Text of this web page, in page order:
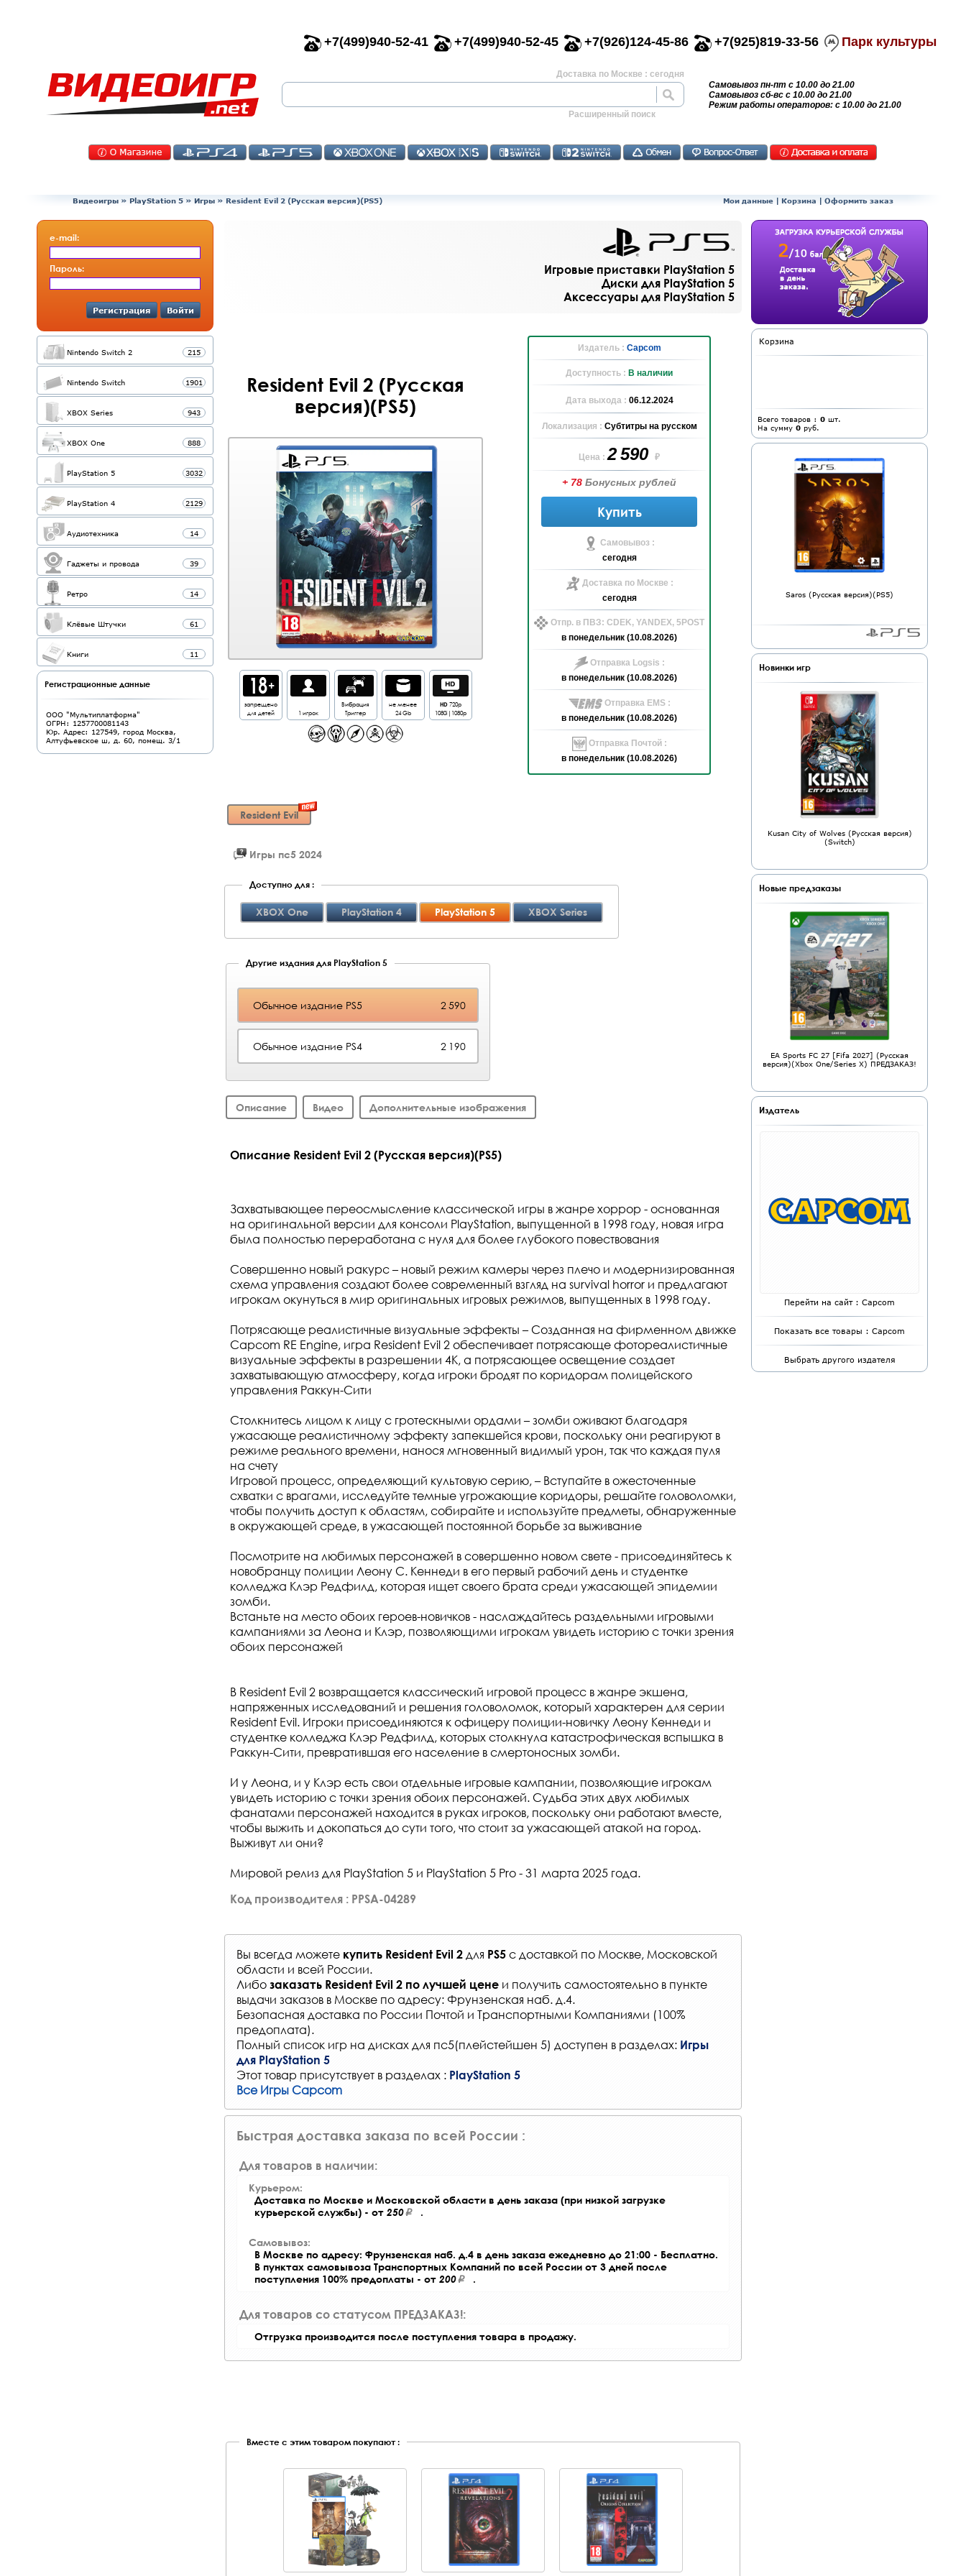
+7(499)940-52-41 +7(499)940-52-45 +7(926)124-45-86 +7(925)819-33-56 Парк культуры
Доставка по Москве : сегодня
Расширенный поиск
Самовывоз пн-пт с 10.00 до 21.00
Самовывоз сб-вс с 10.00 до 21.00
Режим работы операторов: с 10.00 до 21.00
Видеоигры » PlayStation 5 » Игры » Resident Evil 2 (Русская версия)(PS5) Мои данные | Корзина | Оформить заказ
e-mail:
Пароль:
Регистрация Войти
Nintendo Switch 2 215
Nintendo Switch 1901
XBOX Series 943
XBOX One 888
PlayStation 5 3032
PlayStation 4 2129
Аудиотехника 14
Гаджеты и провода 39
Ретро 14
Клёвые Штучки 61
Книги 11
Регистрационные данные
ООО "Мультиплатформа"
ОГРН: 1257700081143
Юр. Адрес: 127549, город Москва,
Алтуфьевское ш, д. 60, помещ. 3/1
Игровые приставки PlayStation 5
Диски для PlayStation 5
Аксессуары для PlayStation 5
Resident Evil 2 (Русская
версия)(PS5)
запрещено
для детей
1 игрок
Вибрация
Триггер
не менее
24 Gb
HD720p
1080i|1080p
Издатель : Capcom
Доступность : В наличии
Дата выхода : 06.12.2024
Локализация : Субтитры на русском
Цена :2 590 ₽
+ 78 Бонусных рублей
Купить
Самовывоз :
сегодня
Доставка по Москве :
сегодня
Отпр. в ПВЗ: CDEK, YANDEX, 5POST
в понедельник (10.08.2026)
Отправка Logsis :
в понедельник (10.08.2026)
Отправка EMS :
в понедельник (10.08.2026)
Отправка Почтой :
в понедельник (10.08.2026)
Resident Evil
Игры пс5 2024
Доступно для :
XBOX One PlayStation 4 PlayStation 5 XBOX Series
Другие издания для PlayStation 5
Обычное издание PS5 2 590
Обычное издание PS4 2 190
Описание Видео Дополнительные изображения
Описание Resident Evil 2 (Русская версия)(PS5)
Захватывающее переосмысление классической игры в жанре хоррор - основанная
на оригинальной версии для консоли PlayStation, выпущенной в 1998 году, новая игра
была полностью переработана с нуля для более глубокого повествования
Совершенно новый ракурс – новый режим камеры через плечо и модернизированная
схема управления создают более современный взгляд на survival horror и предлагают
игрокам окунуться в мир оригинальных игровых режимов, выпущенных в 1998 году.
Потрясающе реалистичные визуальные эффекты – Созданная на фирменном движке
Capcom RE Engine, игра Resident Evil 2 обеспечивает потрясающе фотореалистичные
визуальные эффекты в разрешении 4K, а потрясающее освещение создает
захватывающую атмосферу, когда игроки бродят по коридорам полицейского
управления Раккун-Сити
Столкнитесь лицом к лицу с гротескными ордами – зомби оживают благодаря
ужасающе реалистичному эффекту запекшейся крови, поскольку они реагируют в
режиме реального времени, нанося мгновенный видимый урон, так что каждая пуля
на счету
Игровой процесс, определяющий культовую серию, – Вступайте в ожесточенные
схватки с врагами, исследуйте темные угрожающие коридоры, решайте головоломки,
чтобы получить доступ к областям, собирайте и используйте предметы, обнаруженные
в окружающей среде, в ужасающей постоянной борьбе за выживание
Посмотрите на любимых персонажей в совершенно новом свете - присоединяйтесь к
новобранцу полиции Леону С. Кеннеди в его первый рабочий день и студентке
колледжа Клэр Редфилд, которая ищет своего брата среди ужасающей эпидемии
зомби.
Встаньте на место обоих героев-новичков - наслаждайтесь раздельными игровыми
кампаниями за Леона и Клэр, позволяющими игрокам увидеть историю с точки зрения
обоих персонажей
В Resident Evil 2 возвращается классический игровой процесс в жанре экшена,
напряженных исследований и решения головоломок, который характерен для серии
Resident Evil. Игроки присоединяются к офицеру полиции-новичку Леону Кеннеди и
студентке колледжа Клэр Редфилд, которых столкнула катастрофическая вспышка в
Раккун-Сити, превратившая его население в смертоносных зомби.
И у Леона, и у Клэр есть свои отдельные игровые кампании, позволяющие игрокам
увидеть историю с точки зрения обоих персонажей. Судьба этих двух любимых
фанатами персонажей находится в руках игроков, поскольку они работают вместе,
чтобы выжить и докопаться до сути того, что стоит за ужасающей атакой на город.
Выживут ли они?
Мировой релиз для PlayStation 5 и PlayStation 5 Pro - 31 марта 2025 года.
Код производителя : PPSA-04289
Вы всегда можете купить Resident Evil 2 для PS5 с доставкой по Москве, Московской
области и всей России.
Либо заказать Resident Evil 2 по лучшей цене и получить самостоятельно в пункте
выдачи заказов в Москве по адресу: Фрунзенская наб. д.4.
Безопасная доставка по России Почтой и Транспортными Компаниями (100%
предоплата).
Полный список игр на дисках для пс5(плейстейшен 5) доступен в разделах: Игры
для PlayStation 5
Этот товар присутствует в разделах : PlayStation 5
Все Игры Capcom
Быстрая доставка заказа по всей России :
Для товаров в наличии:
Курьером:
Доставка по Москве и Московской области в день заказа (при низкой загрузке
курьерской службы) - от 250 .
Самовывоз:
В Москве по адресу: Фрунзенская наб. д.4 в день заказа ежедневно до 21:00 - Бесплатно.
В пунктах самовывоза Транспортных Компаний по всей России от 3 дней после
поступления 100% предоплаты - от 200 .
Для товаров со статусом ПРЕДЗАКАЗ!:
Отгрузка производится после поступления товара в продажу.
Вместе с этим товаром покупают :
Корзина
Всего товаров : 0 шт.
На сумму 0 руб.
Saros (Русская версия)(PS5)
Новинки игр
Kusan City of Wolves (Русская версия)
(Switch)
Новые предзаказы
EA Sports FC 27 [Fifa 2027] (Русская
версия)(Xbox One/Series X) ПРЕДЗАКАЗ!
Издатель
Перейти на сайт : Capcom
Показать все товары : Capcom
Выбрать другого издателя